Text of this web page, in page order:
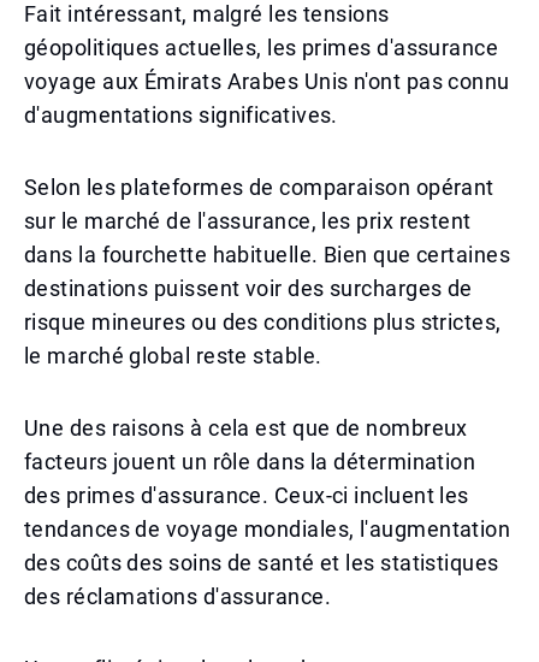
Fait intéressant, malgré les tensions
géopolitiques actuelles, les primes d'assurance
voyage aux Émirats Arabes Unis n'ont pas connu
d'augmentations significatives.
Selon les plateformes de comparaison opérant
sur le marché de l'assurance, les prix restent
dans la fourchette habituelle. Bien que certaines
destinations puissent voir des surcharges de
risque mineures ou des conditions plus strictes,
le marché global reste stable.
Une des raisons à cela est que de nombreux
facteurs jouent un rôle dans la détermination
des primes d'assurance. Ceux-ci incluent les
tendances de voyage mondiales, l'augmentation
des coûts des soins de santé et les statistiques
des réclamations d'assurance.